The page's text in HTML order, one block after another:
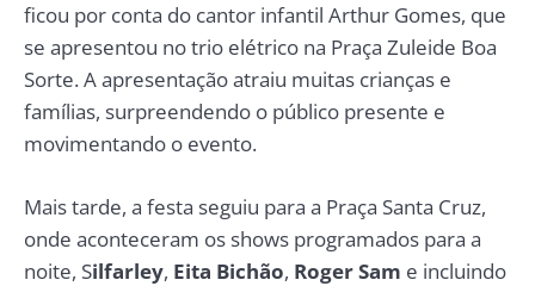
ficou por conta do cantor infantil Arthur Gomes, que
se apresentou no trio elétrico na Praça Zuleide Boa
Sorte. A apresentação atraiu muitas crianças e
famílias, surpreendendo o público presente e
movimentando o evento.
Mais tarde, a festa seguiu para a Praça Santa Cruz,
onde aconteceram os shows programados para a
noite, Silfarley, Eita Bichão, Roger Sam e incluindo